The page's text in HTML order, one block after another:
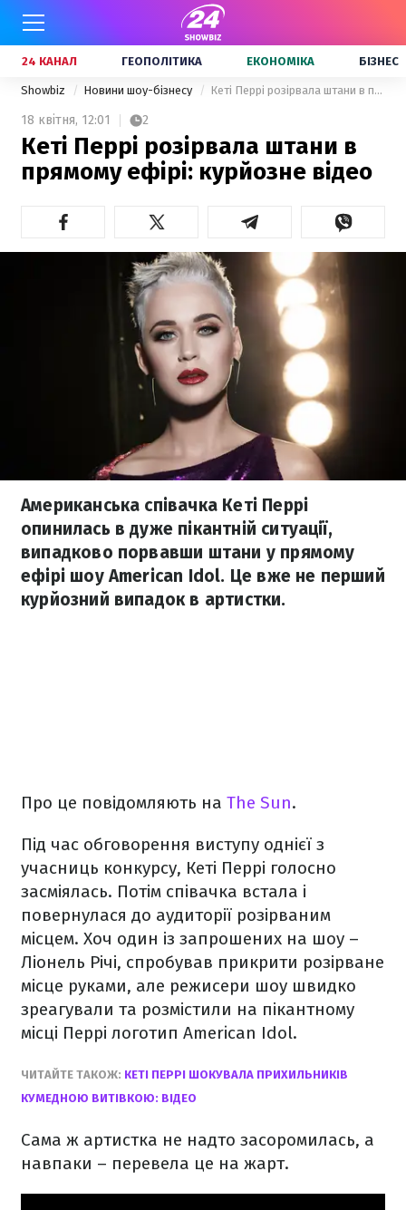
24 КАНАЛ ГЕОПОЛІТИКА ЕКОНОМІКА БІЗНЕС
Showbiz Новини шоу-бізнесу Кеті Перрі розірвала штани в прямому ефірі: курйозне відео
18 квітня, 12:01 2
Кеті Перрі розірвала штани в
прямому ефірі: курйозне відео
Американська співачка Кеті Перрі
опинилась в дуже пікантній ситуації,
випадково порвавши штани у прямому
ефірі шоу American Idol. Це вже не перший
курйозний випадок в артистки.
Про це повідомляють на The Sun.
Під час обговорення виступу однієї з
учасниць конкурсу, Кеті Перрі голосно
засміялась. Потім співачка встала і
повернулася до аудиторії розірваним
місцем. Хоч один із запрошених на шоу –
Ліонель Річі, спробував прикрити розірване
місце руками, але режисери шоу швидко
зреагували та розмістили на пікантному
місці Перрі логотип American Idol.
ЧИТАЙТЕ ТАКОЖ: КЕТІ ПЕРРІ ШОКУВАЛА ПРИХИЛЬНИКІВ
КУМЕДНОЮ ВИТІВКОЮ: ВІДЕО
Сама ж артистка не надто засоромилась, а
навпаки – перевела це на жарт.